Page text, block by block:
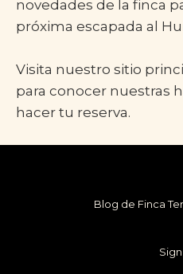
novedades de la finca
próxima escapada al
Visita nuestro sitio
para conocer nuestras
hacer tu reserva.
Blog de Finca